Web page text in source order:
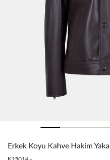
Erkek Koyu Kahve Hakim